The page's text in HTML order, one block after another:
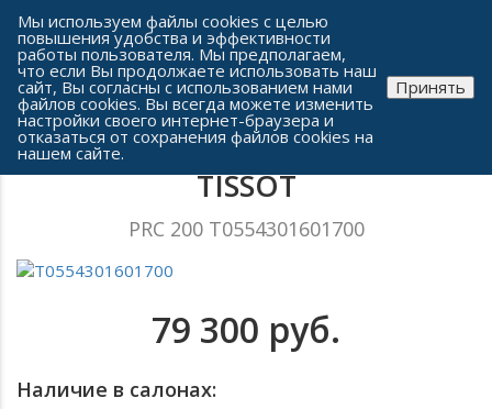
Сеть часовых салонов г. Челябинска
Мужские часы
TISSOT
PRC 200 T0554301601700
79 300 руб.
Наличие в салонах:
Мы используем файлы cookies с целью
повышения удобства и эффективности
работы пользователя. Мы предполагаем,
что если Вы продолжаете использовать наш
сайт, Вы согласны с использованием нами
файлов cookies. Вы всегда можете изменить
настройки своего интернет-браузера и
отказаться от сохранения файлов cookies на
нашем сайте.
Принять